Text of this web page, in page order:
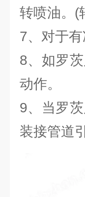
转喷油。(
7、对于
8、如罗
动作。
9、当罗
装接管道